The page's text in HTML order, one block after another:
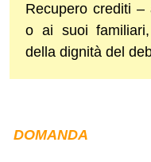
Recupero crediti
o ai suoi
della dignità del
DOMANDA